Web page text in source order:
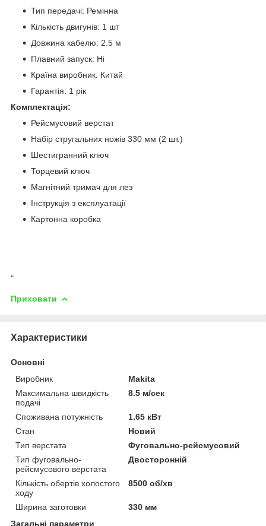
Тип передачі: Ремінна
Кількість двигунів: 1 шт
Довжина кабелю: 2.5 м
Плавний запуск: Ні
Країна виробник: Китай
Гарантія: 1 рік
Комплектація:
Рейсмусовий верстат
Набір стругальних ножів 330 мм (2 шт.)
Шестигранний ключ
Торцевий ключ
Магнітний тримач для лез
Інструкція з експлуатації
Картонна коробка
"
Приховати
Характеристики
Основні
Виробник
Makita
Максимальна швидкість
подачі
8.5 м/сек
Споживана потужність
1.65 кВт
Стан
Новий
Тип верстата
Фуговально-рейсмусовий
Тип фуговально-
рейсмусового верстата
Двосторонній
Кількість обертів холостого
ходу
8500 об/хв
Ширина заготовки
330 мм
Загальні параметри